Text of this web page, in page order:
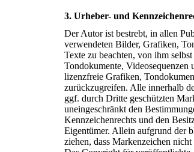
3. Urheber- und
Der Autor ist bestrebt, in allen
verwendeten Bilder, Grafiken,
Texte zu beachten, von ihm
Tondokumente, Videosequenzen
lizenzfreie Grafiken,
zurückzugreifen. Alle innerhalb
ggf. durch Dritte geschützten
uneingeschränkt den
Kennzeichenrechts und den
Eigentümer. Allein aufgrund der
ziehen, dass Markenzeichen